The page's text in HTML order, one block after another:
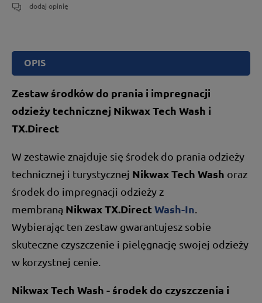
dodaj opinię
OPIS
Zestaw środków do prania i impregnacji
odzieży technicznej Nikwax Tech Wash i
TX.Direct
W zestawie znajduje się środek do prania odzieży
technicznej i turystycznej Nikwax Tech Wash oraz
środek do impregnacji odzieży z
membraną Nikwax TX.DirectWash-In
Wybierając ten zestaw gwarantujesz sobie
skuteczne czyszczenie i pielęgnację swojej odzieży
w korzystnej cenie.
Nikwax Tech Wash - środek do czyszczenia i